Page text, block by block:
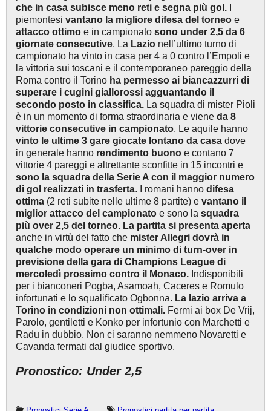
che in casa subisce meno reti e segna più gol.
piemontesi vantano la migliore difesa del torneo e
attacco ottimo e in campionato sono under 2,5 da 6
giornate consecutive. La Lazio nell’ultimo turno di
campionato ha vinto in casa per 4 a 0 contro l’Empoli e
la vittoria sui toscani e il contemporaneo pareggio della
Roma contro il Torino ha permesso ai biancazzurri di
superare i cugini giallorossi agguantando il
secondo posto in classifica. La squadra di mister Pioli
è in un momento di forma straordinaria e viene da 8
vittorie consecutive in campionato. Le aquile hanno
vinto le ultime 3 gare giocate lontano da casa dove
in generale hanno rendimento buono e contano 7
vittorie 4 pareggi e altrettante sconfitte in 15 incontri e
sono la squadra della Serie A con il maggior numero
di gol realizzati in trasferta. I romani hanno difesa
ottima (2 reti subite nelle ultime 8 partite) e vantano il
miglior attacco del campionato e sono la squadra
più over 2,5 del torneo. La partita si presenta aperta
anche in virtù del fatto che mister Allegri dovrà in
qualche modo operare un minimo di turn-over in
previsione della gara di Champions League di
mercoledì prossimo contro il Monaco. Indisponibili
per i bianconeri Pogba, Asamoah, Caceres e Romulo
infortunati e lo squalificato Ogbonna. La lazio arriva a
Torino in condizioni non ottimali. Fermi ai box De Vrij,
Parolo, gentiletti e Konko per infortunio con Marchetti e
Radu in dubbio. Non ci saranno nemmeno Novaretti e
Cavanda fermati dal giudice sportivo.
Pronostico: Under 2,5